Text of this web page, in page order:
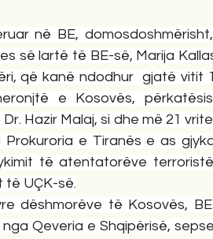
në BE,
së lartë të BE-së, Marija
që kanë ndodhur  gjatë vitit
e Kosovës,
Hazir Malaj, si dhe më 21
Prokuroria e Tiranës e as
të atentatorëve
të UÇK-së.
dëshmorëve të Kosovës,
Qeveria e Shqipërisë,